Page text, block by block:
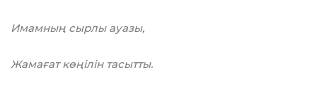
Имамның сырлы ауазы,
Жамағат көңілін тасытты.